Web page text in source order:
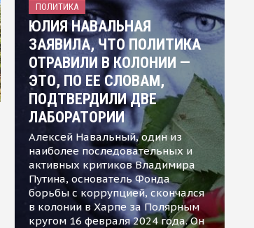
ПОЛИТИКА
ЮЛИЯ НАВАЛЬНАЯ
ЗАЯВИЛА, ЧТО ПОЛИТИКА
ОТРАВИЛИ В КОЛОНИИ —
ЭТО, ПО ЕЕ СЛОВАМ,
ПОДТВЕРДИЛИ ДВЕ
ЛАБОРАТОРИИ
Алексей Навальный, один из
наиболее последовательных и
активных критиков Владимира
Путина, основатель Фонда
борьбы с коррупцией, скончался
в колонии в Харпе за Полярным
кругом 16 февраля 2024 года. Он